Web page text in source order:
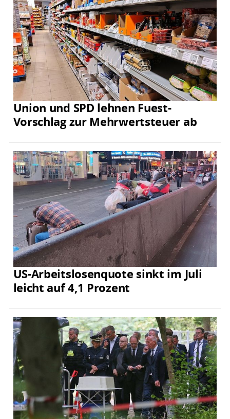
Union und SPD lehnen Fuest-
Vorschlag zur Mehrwertsteuer ab
US-Arbeitslosenquote sinkt im Juli
leicht auf 4,1 Prozent